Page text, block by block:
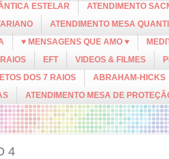
ESTELAR
ATENDIMENTO
ATENDIMENTO MESA
♥ MENSAGENS QUE AMO ♥
EFT VIDEOS & FILMES
DOS 7 RAIOS ABRAHAM-HICKS
ATENDIMENTO MESA DE
4